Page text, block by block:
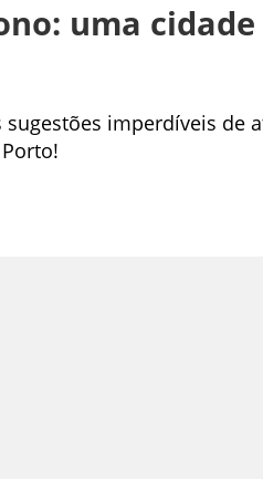
uma cidade
imperdíveis de